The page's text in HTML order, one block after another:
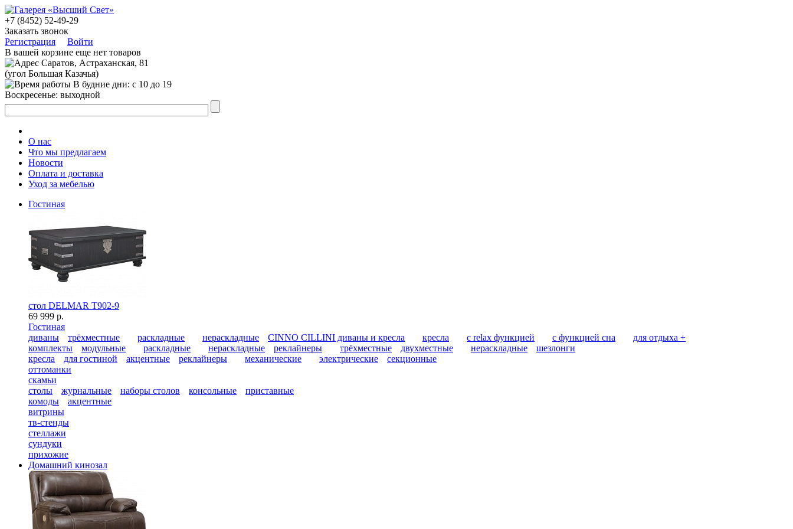
+7 (8452) 52-49-29
Заказать звонок
Регистрация
Войти
В вашей корзине еще нет товаров
Саратов, Астраханская, 81
(угол Большая Казачья)
В будние дни: с 10 до 19
Воскресенье: выходной
О нас
Что мы предлагаем
Новости
Оплата и доставка
Уход за мебелью
Гостиная
стол DELMAR T902-9
69 999 р.
Гостиная
диваны
трёхместные раскладные нераскладные CINNO CILLINI диваны и кресла кресла с relax функцией с функцией сна
для отдыха +
комплекты
модульные раскладные нераскладные реклайнеры трёхместные двухместные нераскладные
шезлонги
кресла
для гостиной акцентные реклайнеры механические электрические
секционные
оттоманки
скамьи
столы
журнальные наборы столов консольные
приставные
комоды
акцентные
витрины
тв-стенды
стеллажи
сундуки
прихожие
Домашний кинозал